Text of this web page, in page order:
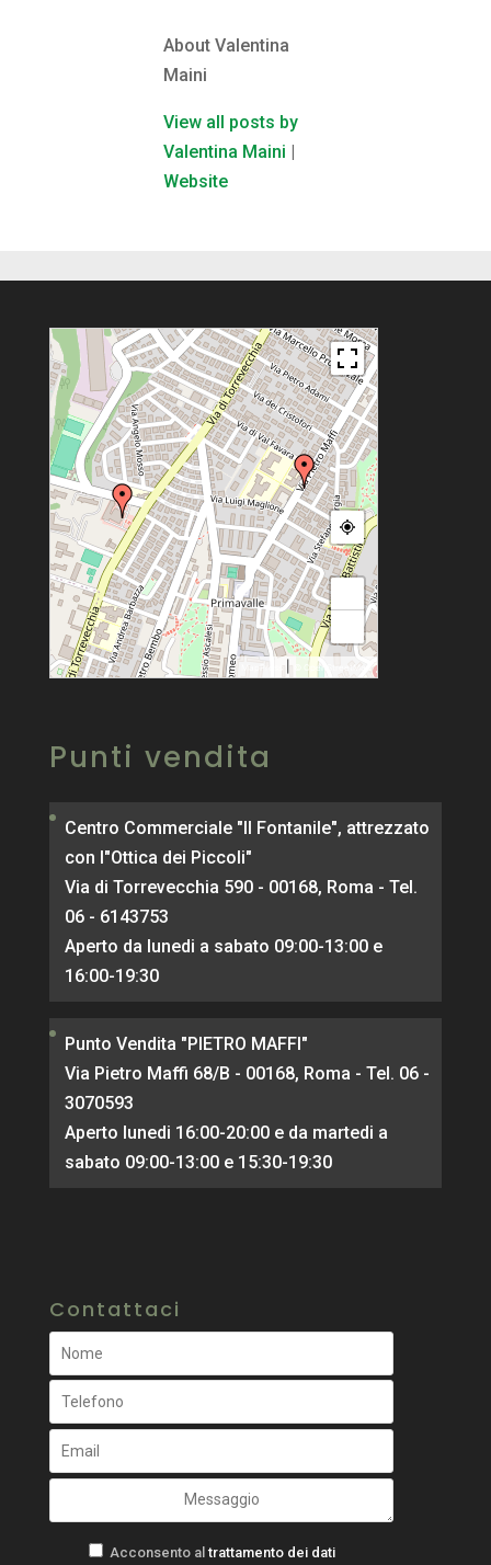
About Valentina
Maini
View all posts by
Valentina Maini
Website
© OpenStreetMap
Punti vendita
Centro Commerciale "Il Fontanile", attrezzato
con l"Ottica dei Piccoli"
Via di Torrevecchia 590 - 00168, Roma - Tel.
06 - 6143753
Aperto da lunedi a sabato 09:00-13:00 e
16:00-19:30
Punto Vendita "PIETRO MAFFI"
Via Pietro Maffi 68/B - 00168, Roma - Tel. 06 -
3070593
Aperto lunedi 16:00-20:00 e da martedi a
sabato 09:00-13:00 e 15:30-19:30
Contattaci
Acconsento al trattamento dei dati